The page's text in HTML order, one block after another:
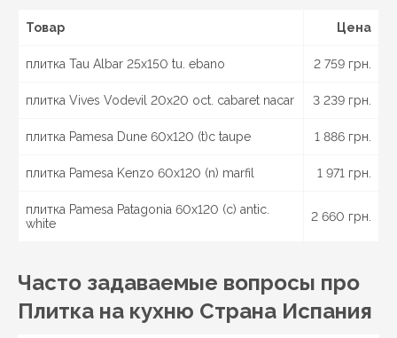
вам!
Борисполь, Белая Церковь, Славутич,
Харьков, Чугуев, Красноград, Изюм, Николаев,
Запорожье, Сумы, Ахтырка, Шостка, Ромны, Конотоп,
Днестровский, Измаил, Херсон, Черкассы, Умань,
Кременчуг, Миргород, Лубны, Винница, Жмеринка,
Гайсин, Бердичев, Житомир, Новоград-Волынский,
и другие города Украины.
Товар Цена
плитка Tau Albar 25x150 tu. ebano 2 759 грн.
плитка Vives Vodevil 20x20 oct. cabaret nacar 3 239 грн.
плитка Pamesa Dune 60x120 (t)c taupe 1 886 грн.
плитка Pamesa Kenzo 60x120 (n) marfil 1 971 грн.
плитка Pamesa Patagonia 60x120 (c) antic.
white
2 660 грн.
Часто задаваемые вопросы про
Плитка на кухню Страна Испания